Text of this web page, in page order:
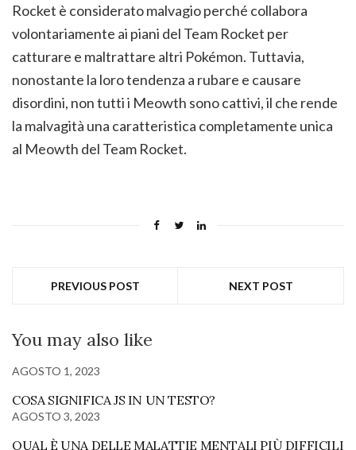
Rocket è considerato malvagio perché collabora
volontariamente ai piani del Team Rocket per
catturare e maltrattare altri Pokémon. Tuttavia,
nonostante la loro tendenza a rubare e causare
disordini, non tutti i Meowth sono cattivi, il che rende
la malvagità una caratteristica completamente unica
al Meowth del Team Rocket.
PREVIOUS POST NEXT POST
You may also like
AGOSTO 1, 2023
COSA SIGNIFICA JS IN UN TESTO?
AGOSTO 3, 2023
QUAL È UNA DELLE MALATTIE MENTALI PIÙ DIFFICILI